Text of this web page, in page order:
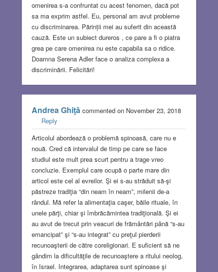
omenirea s-a confruntat cu acest fenomen, dacă pot
sa ma exprim astfel. Eu, personal am avut probleme
cu discriminarea. Părinții mei au suferit din această
cauză. Este un subiect dureros , ce pare a fi o piatra
grea pe care omenirea nu este capabila sa o ridice.
Doamna Serena Adler face o analiza complexa a
discriminării. Felicitări!
Andrea Ghiţăcommented on November 23, 2018
Reply
Articolul abordează o problemă spinoasă, care nu e
nouă. Cred că intervalul de timp pe care se face
studiul este mult prea scurt pentru a trage vreo
concluzie. Exemplul care ocupă o parte mare din
articol este cel al evreilor. Şi ei s-au străduit să-şi
păstreze tradiţia “din neam în neam”, milenii de-a
rândul. Mă refer la alimentaţia caşer, băile rituale, în
unele părţi, chiar şi îmbrăcămintea tradiţională. Şi ei
au avut de trecut prin veacuri de frământări până “s-au
emancipat” şi “s-au integrat” cu preţul pierderii
recunoaşterii de către coreligionari. E suficient să ne
gândim la dificultăţile de recunoaştere a ritului neolog,
în Israel. Integrarea, adaptarea sunt spinoase şi